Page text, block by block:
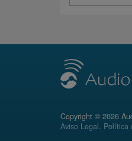
Copyright © 2026
Aviso Legal. Política